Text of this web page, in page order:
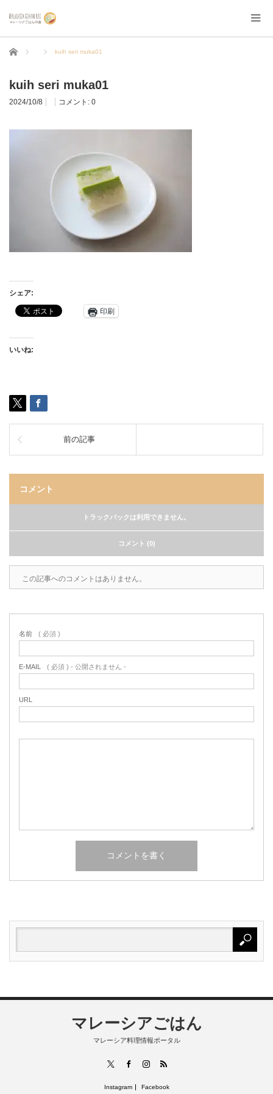
ホーム kuih seri muka01
kuih seri muka01
2024/10/8 コメント: 0
シェア:
印刷
いいね:
前の記事
コメント
トラックバックは利用できません。
コメント (0)
この記事へのコメントはありません。
名前 ( 必須 )
E-MAIL ( 必須 ) - 公開されません -
URL
マレーシアごはん
マレーシア料理情報ポータル
FacebookInstagram
RSS
Instagram Facebook